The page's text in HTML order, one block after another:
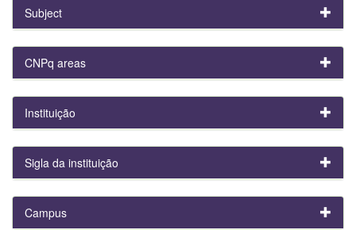
Subject
CNPq areas
Instituição
Sigla da instituição
Campus